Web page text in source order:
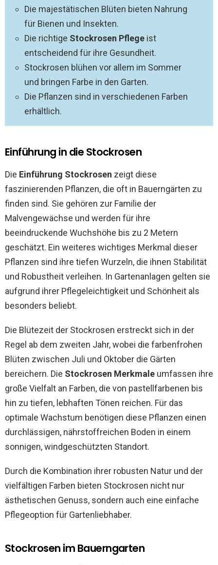
Die majestätischen Blüten bieten Nahrung
für Bienen und Insekten.
Die richtige Stockrosen Pflege ist
entscheidend für ihre Gesundheit.
Stockrosen blühen vor allem im Sommer
und bringen Farbe in den Garten.
Die Pflanzen sind in verschiedenen Farben
erhältlich.
Einführung in die Stockrosen
Die Einführung Stockrosen zeigt diese
faszinierenden Pflanzen, die oft in Bauerngärten zu
finden sind. Sie gehören zur Familie der
Malvengewächse und werden für ihre
beeindruckende Wuchshöhe bis zu 2 Metern
geschätzt. Ein weiteres wichtiges Merkmal dieser
Pflanzen sind ihre tiefen Wurzeln, die ihnen Stabilität
und Robustheit verleihen. In Gartenanlagen gelten sie
aufgrund ihrer Pflegeleichtigkeit und Schönheit als
besonders beliebt.
Die Blütezeit der Stockrosen erstreckt sich in der
Regel ab dem zweiten Jahr, wobei die farbenfrohen
Blüten zwischen Juli und Oktober die Gärten
bereichern. Die Stockrosen Merkmale umfassen ihre
große Vielfalt an Farben, die von pastellfarbenen bis
hin zu tiefen, lebhaften Tönen reichen. Für das
optimale Wachstum benötigen diese Pflanzen einen
durchlässigen, nährstoffreichen Boden in einem
sonnigen, windgeschützten Standort.
Durch die Kombination ihrer robusten Natur und der
vielfältigen Farben bieten Stockrosen nicht nur
ästhetischen Genuss, sondern auch eine einfache
Pflegeoption für Gartenliebhaber.
Stockrosen im Bauerngarten